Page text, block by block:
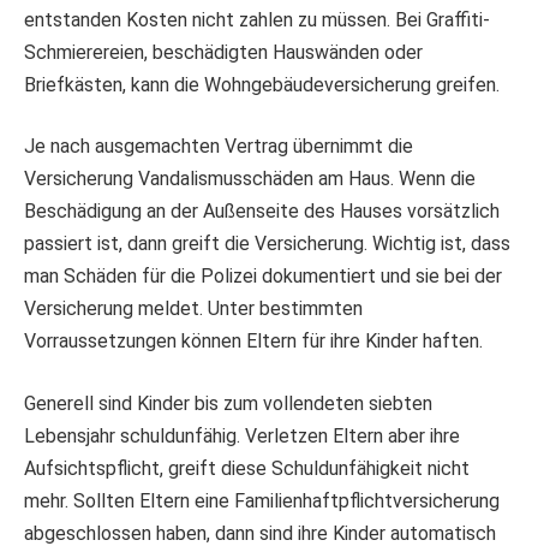
entstanden Kosten nicht zahlen zu müssen. Bei Graffiti-
Schmierereien, beschädigten Hauswänden oder
Briefkästen, kann die Wohngebäudeversicherung greifen.
Je nach ausgemachten Vertrag übernimmt die
Versicherung Vandalismusschäden am Haus. Wenn die
Beschädigung an der Außenseite des Hauses vorsätzlich
passiert ist, dann greift die Versicherung. Wichtig ist, dass
man Schäden für die Polizei dokumentiert und sie bei der
Versicherung meldet. Unter bestimmten
Vorraussetzungen können Eltern für ihre Kinder haften.
Generell sind Kinder bis zum vollendeten siebten
Lebensjahr schuldunfähig. Verletzen Eltern aber ihre
Aufsichtspflicht, greift diese Schuldunfähigkeit nicht
mehr. Sollten Eltern eine Familienhaftpflichtversicherung
abgeschlossen haben, dann sind ihre Kinder automatisch